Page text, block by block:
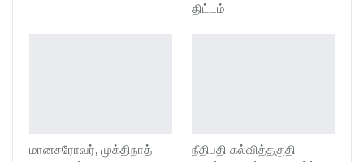
திட்டம்
மானசரோவர், முக்திநாத்
நீதிபதி கல்வித்தகுதி